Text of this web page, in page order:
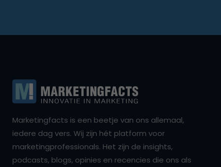
Marketingfacts is een beetje van ons allemaal,
iedere dag vers. Wij zijn hét platform voor
marketingprofessionals. Het zijn de insights,
podcasts, blogs, opinies en recencies die ons als